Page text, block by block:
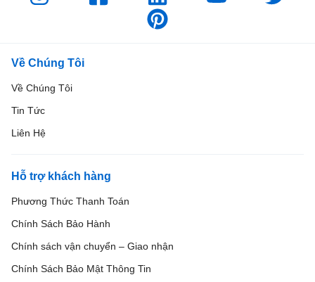
Về Chúng Tôi
Về Chúng Tôi
Tin Tức
Liên Hệ
Hỗ trợ khách hàng
Phương Thức Thanh Toán
Chính Sách Bảo Hành
Chính sách vận chuyển – Giao nhận
Chính Sách Bảo Mật Thông Tin